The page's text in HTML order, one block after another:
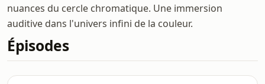
nuances du cercle chromatique. Une immersion
auditive dans l'univers infini de la couleur.
Épisodes